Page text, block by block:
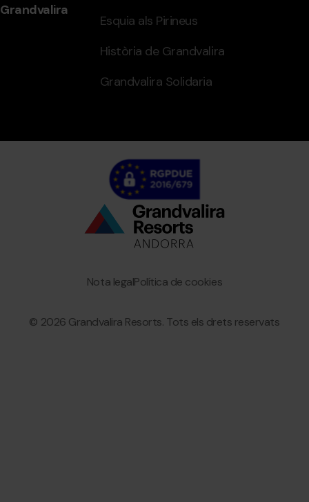
Grandvalira
Esquia als Pirineus
Història de Grandvalira
Grandvalira Solidaria
© 2026 Grandvalira Resorts. Tots els drets reservats
GranvaliraPolítica de cookies
Nota legal